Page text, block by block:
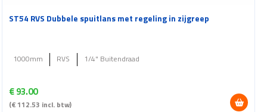
ST54 RVS Dubbele spuitlans met regeling in zijgreep
€93.00
(€ 112.53 incl. btw)
1000mm RVS 1/4" Buitendraad